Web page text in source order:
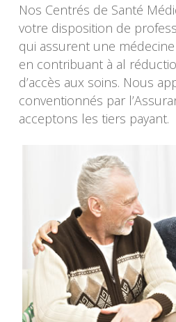
Nos Centrés de Santé
votre disposition de
qui assurent une
en contribuant à al
d’accès aux soins. Nous
conventionnés par
acceptons les tiers payant.